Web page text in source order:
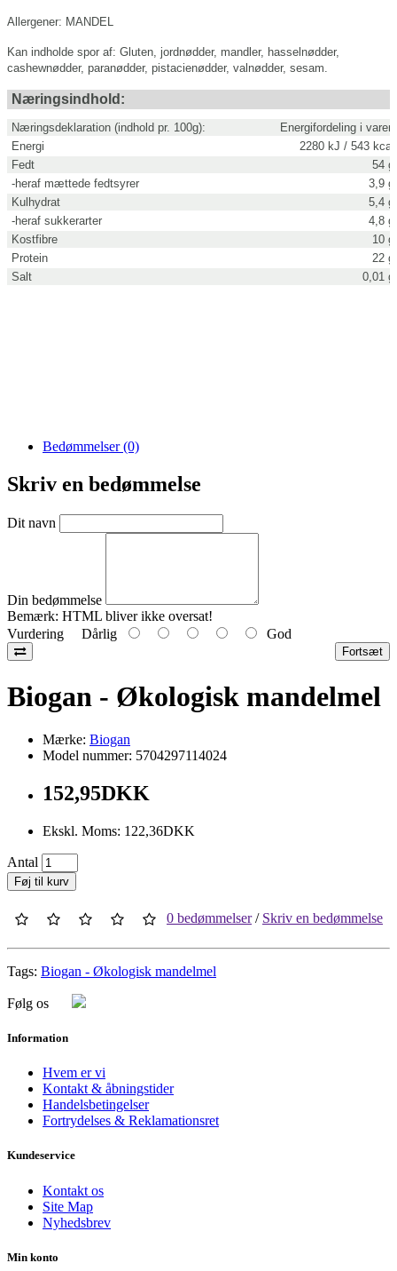
Allergener: MANDEL
Kan indholde spor af: Gluten, jordnødder, mandler, hasselnødder,
cashewnødder, paranødder, pistacienødder, valnødder, sesam.
Næringsindhold:
Næringsdeklaration (indhold pr. 100g):
Energifordeling i varen
Energi
2280 kJ / 543 kcal
Fedt
54 g
-heraf mættede fedtsyrer
3,9 g
Kulhydrat
5,4 g
-heraf sukkerarter
4,8 g
Kostfibre
10 g
Protein
22 g
Salt
0,01 g
Bedømmelser (0)
Skriv en bedømmelse
Dit navn
Din bedømmelse
Bemærk: HTML bliver ikke oversat!
Vurdering Dårlig God
Fortsæt
Biogan - Økologisk mandelmel
Mærke: Biogan
Model nummer: 5704297114024
152,95DKK
Ekskl. Moms: 122,36DKK
Antal
Føj til kurv
0 bedømmelser/ Skriv en bedømmelse
Tags: Biogan - Økologisk mandelmel
Følg os
Information
Hvem er vi
Kontakt & åbningstider
Handelsbetingelser
Fortrydelses & Reklamationsret
Kundeservice
Kontakt os
Site Map
Nyhedsbrev
Min konto